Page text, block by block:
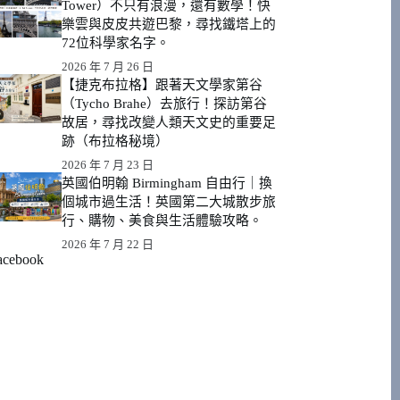
Tower）不只有浪漫，還有數學！快
樂雲與皮皮共遊巴黎，尋找鐵塔上的
72位科學家名字。
2026 年 7 月 26 日
【捷克布拉格】跟著天文學家第谷
（Tycho Brahe）去旅行！探訪第谷
故居，尋找改變人類天文史的重要足
跡（布拉格秘境）
2026 年 7 月 23 日
英國伯明翰 Birmingham 自由行｜換
個城市過生活！英國第二大城散步旅
行、購物、美食與生活體驗攻略。
2026 年 7 月 22 日